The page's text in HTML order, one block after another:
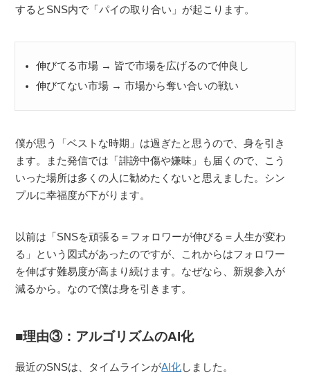
するとSNS内で「パイの取り合い」が起こります。
伸びてる市場 → 皆で市場を広げるので仲良し
伸びてない市場 → 市場から奪い合いの戦い
僕が思う「ベストな時期」は過ぎたと思うので、身を引き
ます。また発信では「誹謗中傷や嫌味」も届くので、こう
いった場所は多くの人に勧めたくないと思えました。シン
プルに幸福度が下がります。
以前は「SNSを頑張る＝フォロワーが伸びる＝人生が変わ
る」という図式があったのですが、これからはフォロワー
を伸ばす難易度が高まり続けます。なぜなら、新規参入が
減るから。なので僕は身を引きます。
理由③：アルゴリズムのAI化
最近のSNSは、タイムラインがAI化しました。